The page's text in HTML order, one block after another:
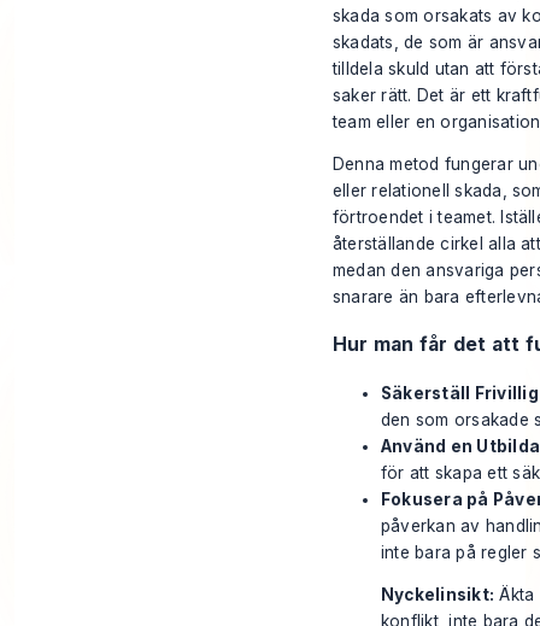
skada som orsakats av
skadats, de som är
tilldela skuld utan att
saker rätt. Det är ett
team eller en
Denna metod fungerar
eller relationell skada,
förtroendet i teamet.
återställande cirkel alla
medan den ansvariga
snarare än bara
Hur man får det att
Säkerställ
den som orsakade
Använd en
för att skapa ett
Fokusera på
påverkan av
inte bara på regler
Nyckelinsikt: Äkta
konflikt, inte bara